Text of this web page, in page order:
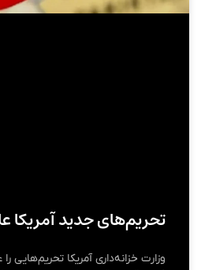
تحریم‌های جدید آمریکا